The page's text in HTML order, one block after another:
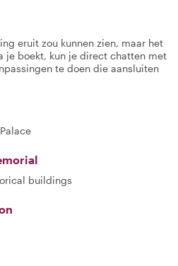
eruit zou kunnen zien, maar het
je boekt, kun je direct chatten met
te doen die aansluiten
buildings